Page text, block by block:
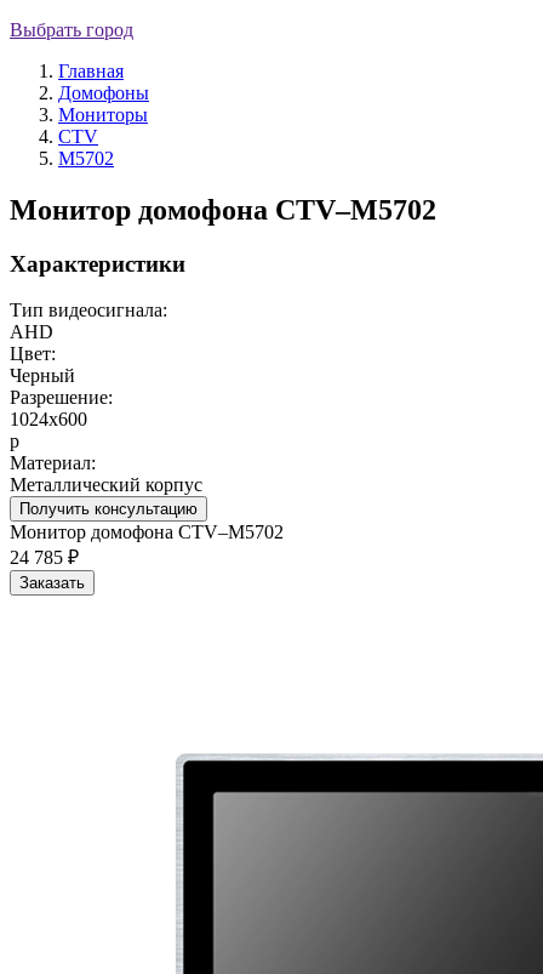
Выбрать город
Главная
Домофоны
Мониторы
CTV
M5702
Монитор домофона CTV–M5702
Характеристики
Тип видеосигнала:
AHD
Цвет:
Черный
Разрешение:
1024x600
p
Материал:
Металлический корпус
Получить консультацию
Монитор домофона CTV–M5702
24 785 ₽
Заказать